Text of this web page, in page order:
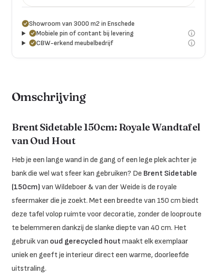
Showroom van 3000 m2 in Enschede
Mobiele pin of contant bij levering
CBW-erkend meubelbedrijf
Omschrijving
Brent Sidetable 150cm: Royale Wandtafel
van Oud Hout
Heb je een lange wand in de gang of een lege plek achter je
bank die wel wat sfeer kan gebruiken? De Brent Sidetable
(150cm) van Wildeboer & van der Weide is de royale
sfeermaker die je zoekt. Met een breedte van 150 cm biedt
deze tafel volop ruimte voor decoratie, zonder de looproute
te belemmeren dankzij de slanke diepte van 40 cm. Het
gebruik van oud gerecycled hout maakt elk exemplaar
uniek en geeft je interieur direct een warme, doorleefde
uitstraling.